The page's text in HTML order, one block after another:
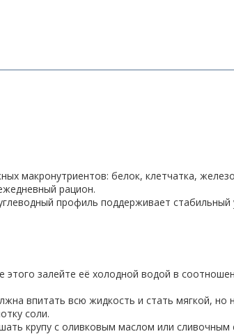
макронутриентов: белок, клетчатка,
рацион.
профиль поддерживает стабильный
залейте её холодной водой в
впитать всю жидкость и стать мягкой, но
соли.
крупу с оливковым маслом или сливочным